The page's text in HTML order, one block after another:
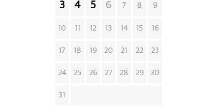
3 4 5 6 7 8 9
10 11 12 13 14 15 16
17 18 19 20 21 22 23
24 25 26 27 28 29 30
31